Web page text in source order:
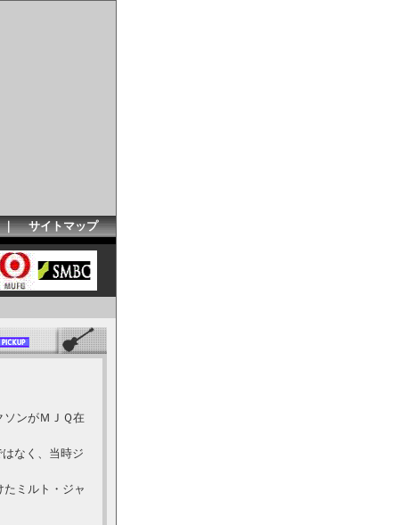
サイトマップ
ンがＭＪＱ在
なく、当時ジ
ミルト・ジャ